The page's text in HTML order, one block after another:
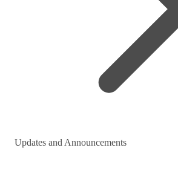
Updates and Announcements